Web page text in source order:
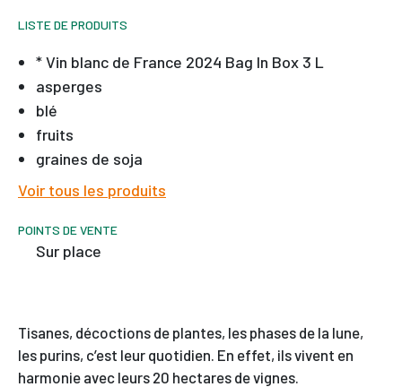
LISTE DE PRODUITS
* Vin blanc de France 2024 Bag In Box 3 L
asperges
blé
fruits
graines de soja
Voir tous les produits
POINTS DE VENTE
sur place
Tisanes, décoctions de plantes, les phases de la lune,
les purins, c’est leur quotidien. En effet, ils vivent en
harmonie avec leurs 20 hectares de vignes.